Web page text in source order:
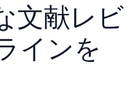
文献レビ
インを